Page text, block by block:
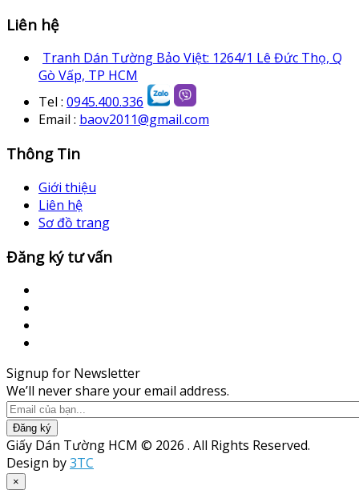
Liên hệ
Tranh Dán Tường Bảo Việt: 1264/1 Lê Đức Thọ, Q
Gò Vấp, TP HCM
Tel : 0945.400.336
Email : baov2011@gmail.com
Thông Tin
Giới thiệu
Liên hệ
Sơ đồ trang
Đăng ký tư vấn
Signup for Newsletter
We’ll never share your email address.
Đăng ký
Giấy Dán Tường HCM © 2026 . All Rights Reserved.
Design by3TC
×